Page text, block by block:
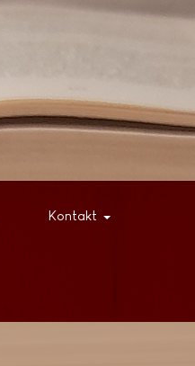
Kontakt